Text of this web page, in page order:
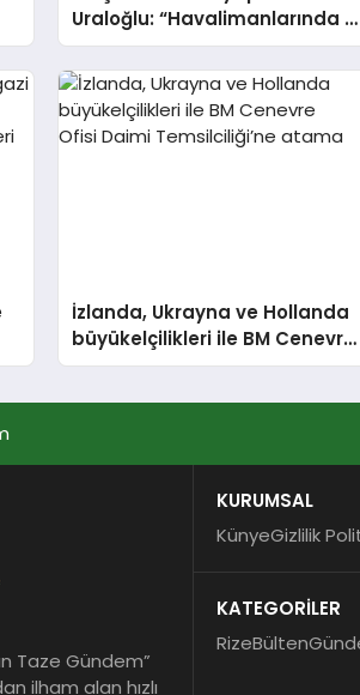
Uraloğlu: “Havalimanlarında 7
ayda 138 milyon 758 bin 202
yolcuya hizmet verildi”
İzlanda, Ukrayna ve Hollanda
büyükelçilikleri ile BM Cenevre
Ofisi Daimi Temsilciliği’ne
Taze Gündem”
ilham alan hızlı
KURUMSAL
KünyeGizlilik
KATEGORİLER
RizeBülten